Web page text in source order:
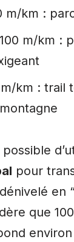
m/km :
m/km :
km : trail
pour
en
que